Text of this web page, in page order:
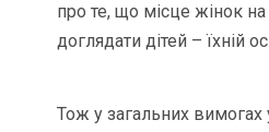
про те, що місце жінок на
доглядати дітей – їхній
Тож у загальних вимогах